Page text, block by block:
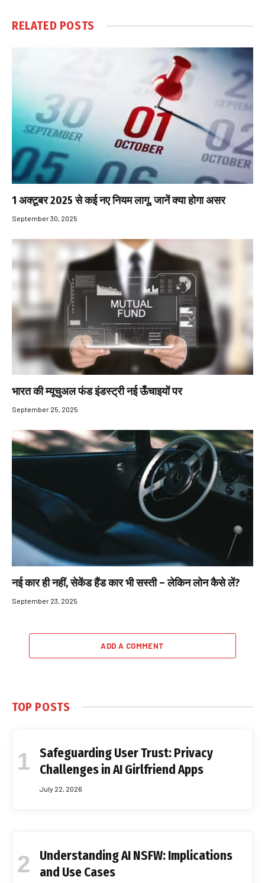
RELATED POSTS
1 अक्टूबर 2025 से कई नए नियम लागू, जानें क्या होगा असर
September 30, 2025
भारत की म्यूचुअल फंड इंडस्ट्री नई ऊँचाइयों पर
September 25, 2025
नई कार ही नहीं, सेकेंड हैंड कार भी सस्ती – लेकिन लोन कैसे लें?
September 23, 2025
ADD A COMMENT
TOP POSTS
Safeguarding User Trust: Privacy
Challenges in AI Girlfriend Apps
July 22, 2026
Understanding AI NSFW: Implications
and Use Cases